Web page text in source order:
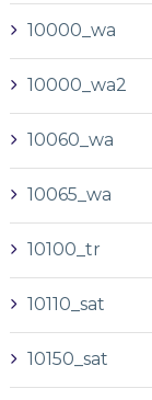
10000_wa
10000_wa2
10060_wa
10065_wa
10100_tr
10110_sat
10150_sat